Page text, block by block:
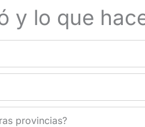
y lo que
provincias?